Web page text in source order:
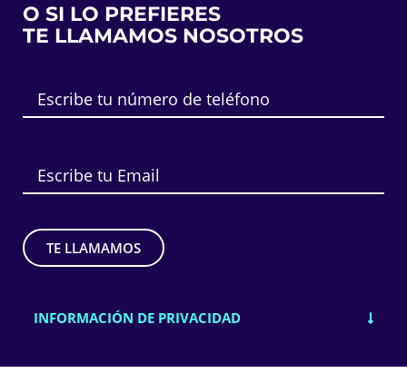
O SI LO PREFIERES
TE LLAMAMOS NOSOTROS
INFORMACIÓN DE PRIVACIDAD